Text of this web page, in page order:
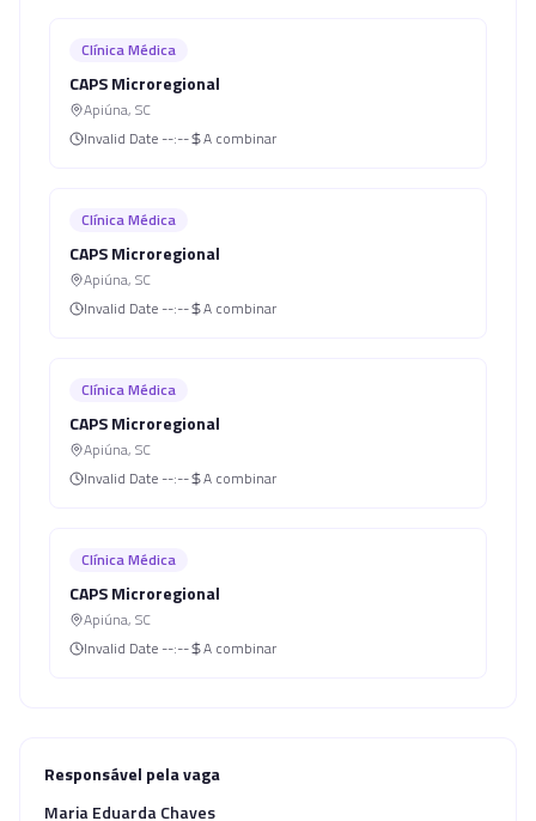
Clínica Médica
CAPS Microregional
Apiúna, SC
Invalid Date --:-- A combinar
Clínica Médica
CAPS Microregional
Apiúna, SC
Invalid Date --:-- A combinar
Clínica Médica
CAPS Microregional
Apiúna, SC
Invalid Date --:-- A combinar
Clínica Médica
CAPS Microregional
Apiúna, SC
Invalid Date --:-- A combinar
Responsável pela vaga
Maria Eduarda Chaves